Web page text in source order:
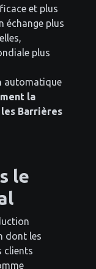
et plus
échange plus
plus
automatique
la
Barrières
le
dont les
clients